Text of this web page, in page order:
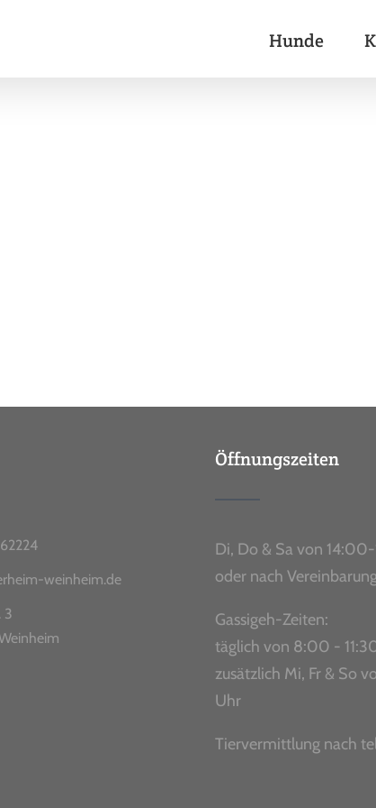
Hunde
weinheim.de
3
Öffnungszeiten
Di, Do & Sa von
oder nach
Gassigeh-Zeiten:
täglich von 8:00 -
zusätzlich Mi, Fr & So
Uhr
Tiervermittlung nach